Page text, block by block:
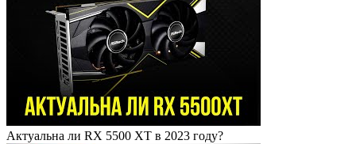
Актуальна ли RX 5500 XT в 2023 году?